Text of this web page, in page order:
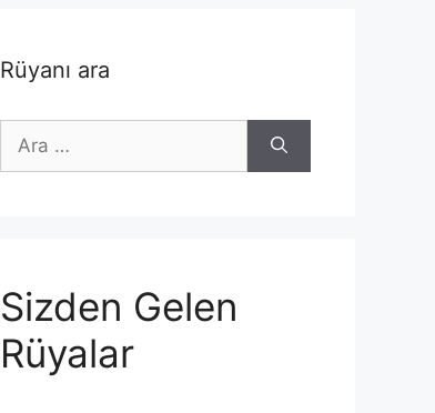
Rüyanı ara
için
Sizden Gelen
Rüyalar